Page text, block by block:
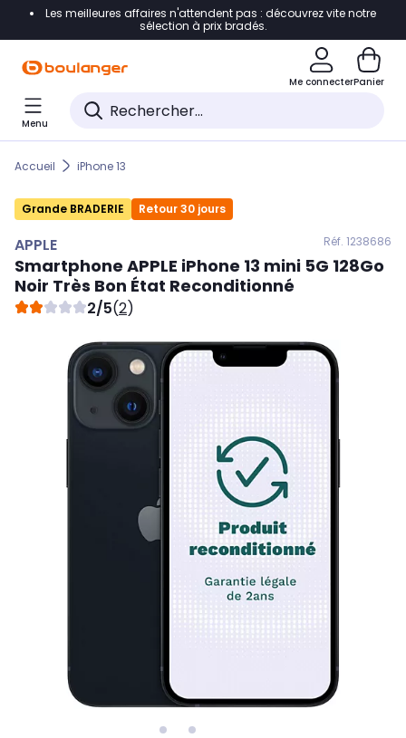
Accéder directement à la navigation
Accéder directement au pied de page
Accéder directement au chatbot
Les meilleures affaires n'attendent pas : découvrez vite notre
sélection à prix bradés.
Me connecterPanier
Menu
Accueil iPhone 13
Grande BRADERIE Retour 30 jours
APPLE Réf. 1238686
Smartphone APPLE iPhone 13 mini 5G 128Go
Noir Très Bon État Reconditionné
2/5(2)